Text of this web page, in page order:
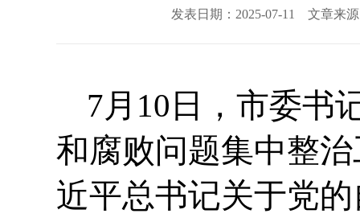
发表日期：2025-07-11 文章来
7月10日，市委书
和腐败问题集中整
近平总书记关于党